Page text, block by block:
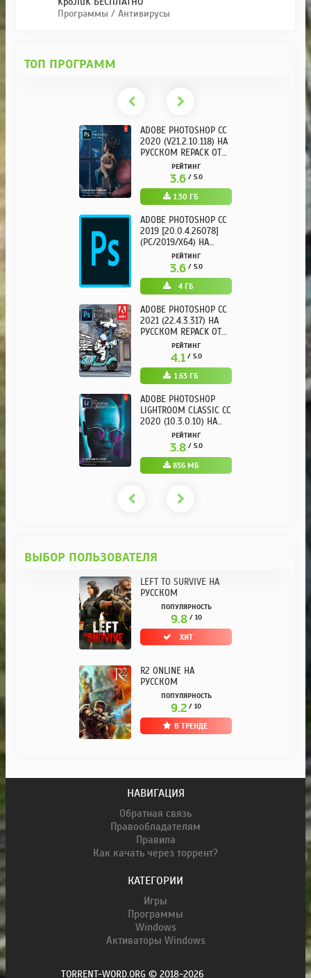
Программы / Антивирусы
ТОП ПРОГРАММ
ADOBE PHOTOSHOP CC
2020 (V21.2.10.118) НА
РУССКОМ REPACK ОТ
KPOJIUKРЕЙТИНГ
3.6/ 5.0
1.30 ГБ
ADOBE PHOTOSHOP CC
2019 [20.0.4.26078]
(PC/2019/X64) НА
РУССКОМРЕЙТИНГ
3.6/ 5.0
4 ГБ
ADOBE PHOTOSHOP CC
2021 (22.4.3.317) НА
РУССКОМ REPACK ОТ
KPOJIUKРЕЙТИНГ
4.1 / 5.0
1.63 ГБ
ADOBE PHOTOSHOP
LIGHTROOM CLASSIC CC
2020 (10.3.0.10) НА
РУССКОМ REPACK ОТ
KPOJIUK
РЕЙТИНГ
3.8 / 5.0
836 МБ
ВЫБОР ПОЛЬЗОВАТЕЛЯ
LEFT TO SURVIVE НА
РУССКОМ
ПОПУЛЯРНОСТЬ
9.8 / 10
ХИТ
R2 ONLINE НА
РУССКОМ
ПОПУЛЯРНОСТЬ
9.2 / 10
В ТРЕНДЕ
НАВИГАЦИЯ
Обратная связь
Правообладателям
Правила
Как качать через торрент?
КАТЕГОРИИ
Игры
Программы
Windows
Активаторы Windows
TORRENT-WORD.ORG © 2018-2026